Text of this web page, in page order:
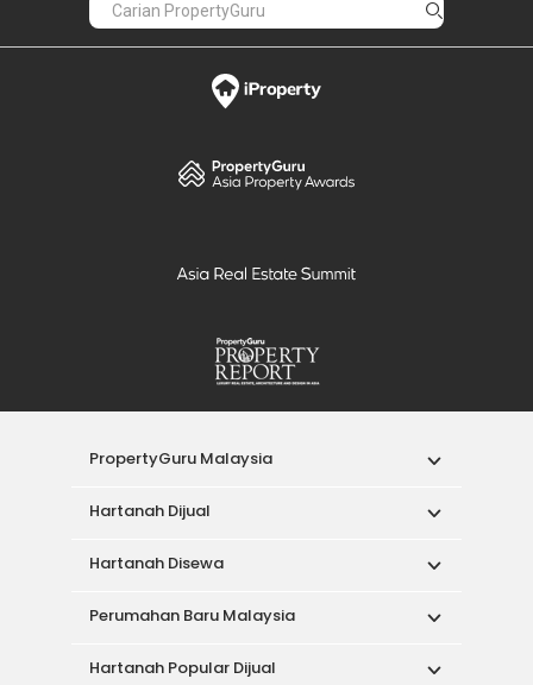
PropertyGuru Malaysia
Hartanah Dijual
Hartanah Disewa
Perumahan Baru Malaysia
Hartanah Popular Dijual